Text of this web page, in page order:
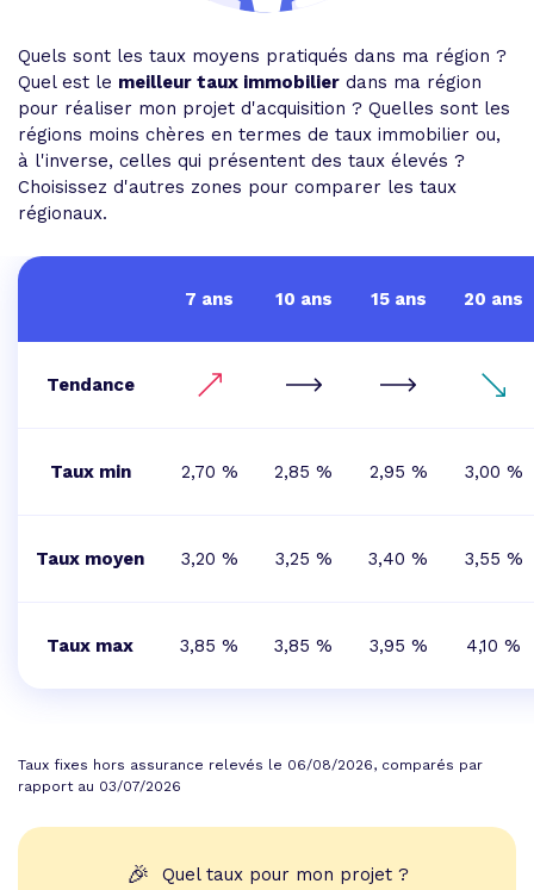
Quels sont les taux moyens pratiqués dans ma région ?
Quel est le meilleur taux immobilier dans ma région
pour réaliser mon projet d'acquisition ? Quelles sont les
régions moins chères en termes de taux immobilier ou,
à l'inverse, celles qui présentent des taux élevés ?
Choisissez d'autres zones pour comparer les taux
régionaux.
7 ans 10 ans 15 ans 20 ans
Tendance
Taux min 2,70 % 2,85 % 2,95 % 3,00 %
Taux moyen 3,20 % 3,25 % 3,40 % 3,55 %
Taux max 3,85 % 3,85 % 3,95 % 4,10 %
Taux fixes hors assurance relevés le 06/08/2026, comparés par
rapport au 03/07/2026
🎉 Quel taux pour mon projet ?